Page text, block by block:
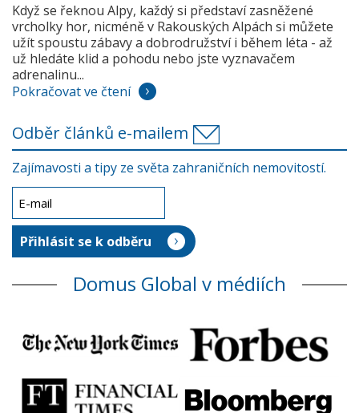
Když se řeknou Alpy, každý si představí zasněžené
vrcholky hor, nicméně v Rakouských Alpách si můžete
užít spoustu zábavy a dobrodružství i během léta - až
už hledáte klid a pohodu nebo jste vyznavačem
adrenalinu...
Pokračovat ve čtení
Odběr článků e-mailem
Zajímavosti a tipy ze světa zahraničních nemovitostí.
Domus Global v médiích